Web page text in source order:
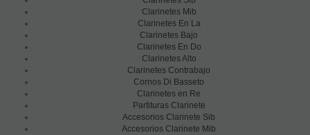
Clarinetes Mib
Clarinetes En La
Clarinetes Bajo
Clarinetes En Do
Clarinetes Alto
Clarinetes Contrabajo
Cornos Di Basseto
Clarinetes en Re
Partituras Clarinete
Accesorios Clarinete Sib
Accesorios Clarinete Mib